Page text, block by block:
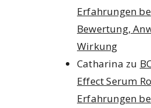
Erfahrungen
Bewertung,
Wirkung
Catharina zu
Effect Serum
Erfahrungen